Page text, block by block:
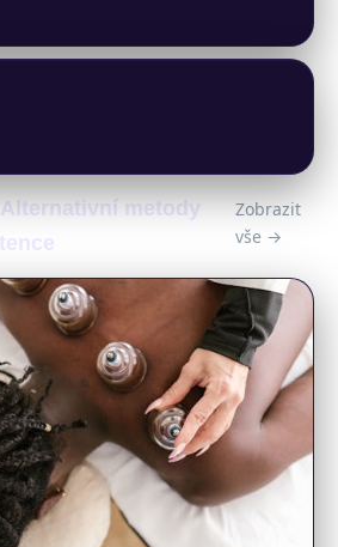
metody
Zobrazit
vše →